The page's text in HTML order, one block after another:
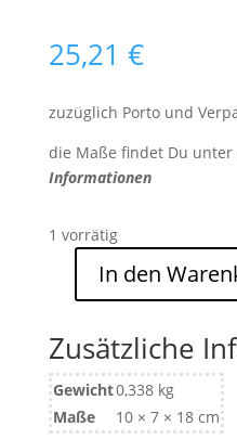
25,21 €
zuzüglich Porto und
die Maße findet Du
Informationen
1 vorrätig
Kegelvogel
Menge
In den
Zusätzliche
Gewicht0,338 kg
Maße
10 × 7 × 18 cm